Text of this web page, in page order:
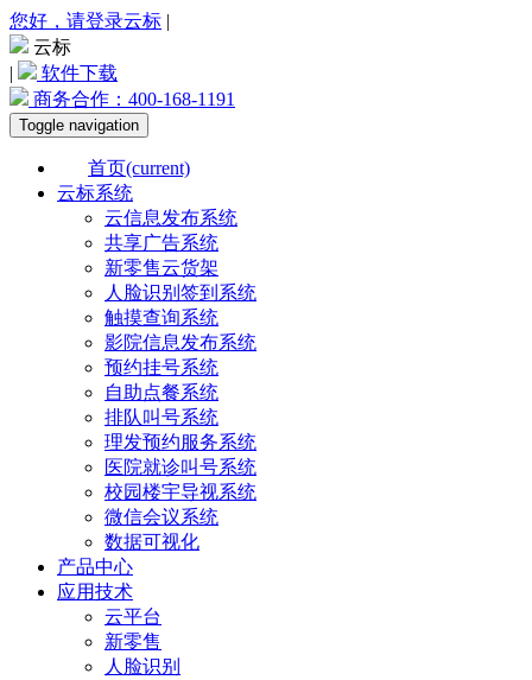
您好，请登录云标 |
云标
|
软件下载
商务合作： 400-168-1191
Toggle navigation
首页(current)
云标系统
云信息发布系统
共享广告系统
新零售云货架
人脸识别签到系统
触摸查询系统
影院信息发布系统
预约挂号系统
自助点餐系统
排队叫号系统
理发预约服务系统
医院就诊叫号系统
校园楼宇导视系统
微信会议系统
数据可视化
产品中心
应用技术
云平台
新零售
人脸识别